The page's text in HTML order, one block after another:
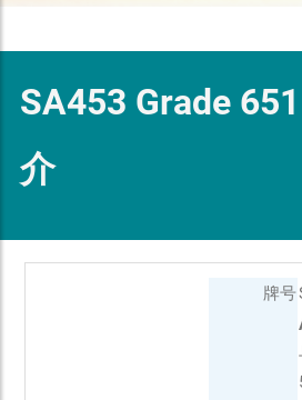
SA453 Grade
介
牌号